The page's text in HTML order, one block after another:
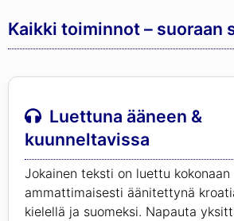
Kaikki toiminnot – suoraan
Luettuna ääneen &
kuunneltavissa
Jokainen teksti on luettu kokonaan
ammattimaisesti äänitettynä
kielellä ja suomeksi. Napauta